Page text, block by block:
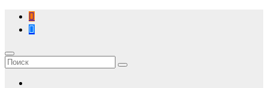
Перейти
содержимому